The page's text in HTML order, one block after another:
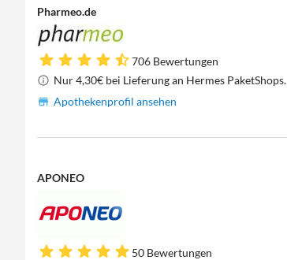
Pharmeo.de
706 Bewertungen
Nur 4,30€ bei Lieferung an Hermes PaketShops.
Apothekenprofil ansehen
APONEO
50 Bewertungen